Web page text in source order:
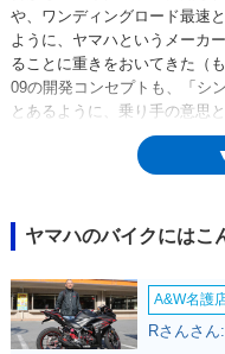
や、ワンディングロード最速
ように、ヤマハというメーカ
ることに重きをおいてきた（
09の開発コンセプトも、「シ
とあるように、乗り手の意思
を目指したものであった。そ
コンセプト」に基づいた新設
フィーリングを重視したもの
ーモタードの要素をネイキッ
ントロールする悦びを目指し
開始され、ABS搭載仕様には
ールも装備された。2017年に
ェンジを受け、ABS搭載モデ
ヤマハのバイクにはこ
A&W名護
Rさんさ